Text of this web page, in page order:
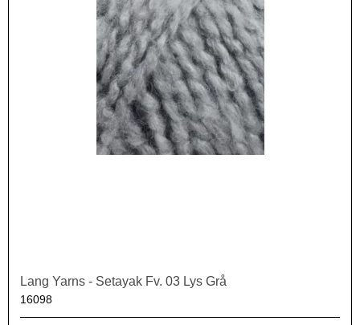
Lang Yarns - Setayak Fv. 03 Lys Grå
16098